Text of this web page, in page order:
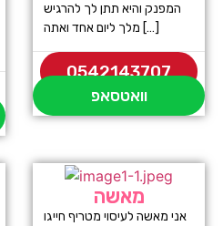
המפנק והיא תתן לך להרגיש
מלך ליום אחד ואתה […]
0542143707
וואטסאפ
מאשה
אני מאשה לעיסוי מטריף חייגו